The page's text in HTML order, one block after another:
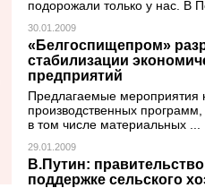
подорожали только у нас. В
30.01.2009
«Белгоспищепром»
стабилизации
предприятий
Предлагаемые
производственных
в том числе материальных ...
29.01.2009
В.Путин:
поддержке сельского